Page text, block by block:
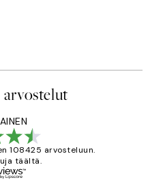
108425 arvosteluun.
täältä.